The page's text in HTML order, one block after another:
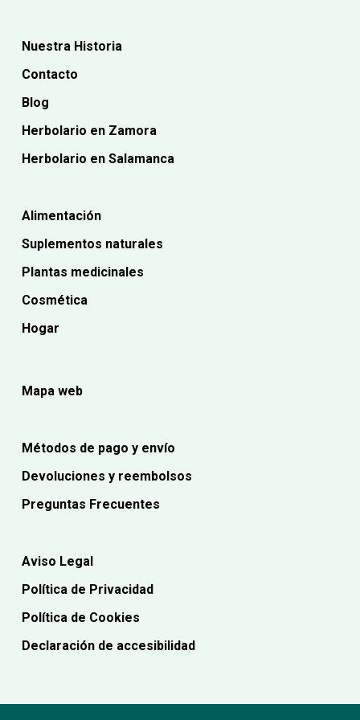
Nuestra Historia
Contacto
Blog
Herbolario en Zamora
Herbolario en Salamanca
Alimentación
Suplementos naturales
Plantas medicinales
Cosmética
Hogar
Mapa web
Métodos de pago y envío
Devoluciones y reembolsos
Preguntas Frecuentes
Aviso Legal
Política de Privacidad
Política de Cookies
Declaración de accesibilidad